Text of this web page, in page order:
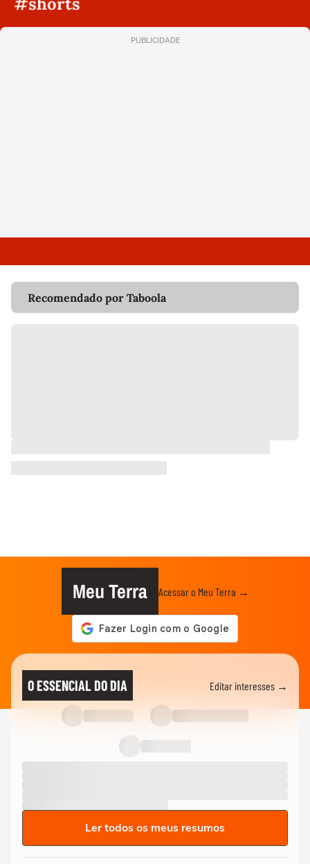
PUBLICIDADE
Recomendado por Taboola
Meu Terra Acessar o Meu Terra →
O ESSENCIAL DO DIA Editar interesses →
Ler todos os meus resumos